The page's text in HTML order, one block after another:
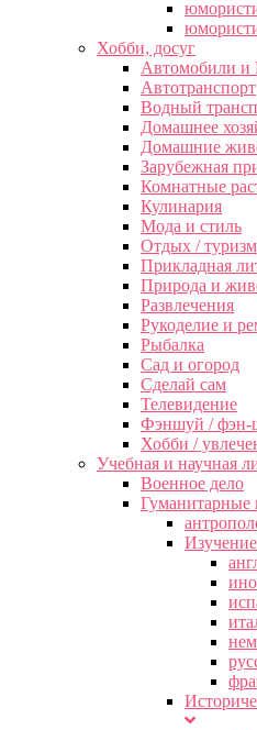
Хобби, досуг
Автомобили
Автотранспорт
Водный
Домашнее
Домашние
Зарубежная
Комнатные
Кулинария
Мода и стиль
Отдых / туризм
Прикладная
Природа и
Развлечения
Рукоделие и
Рыбалка
Сад и огород
Сделай сам
Телевидение
Фэншуй / фэн-
Хобби /
Учебная и научная
Военное дело
Гуманитарные